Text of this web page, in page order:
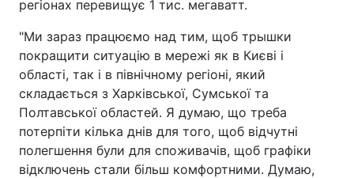
регіонах перевищує 1 тис. мегаватт.
"Ми зараз працюємо над тим, щоб трышки
покращити ситуацію в мережі як в Києві і
області, так і в північному регіоні, який
складається з Харківської, Сумської та
Полтавської областей. Я думаю, що треба
потерпіти кілька днів для того, щоб відчутні
полегшення були для споживачів, щоб графіки
відключень стали більш комфортними. Думаю,